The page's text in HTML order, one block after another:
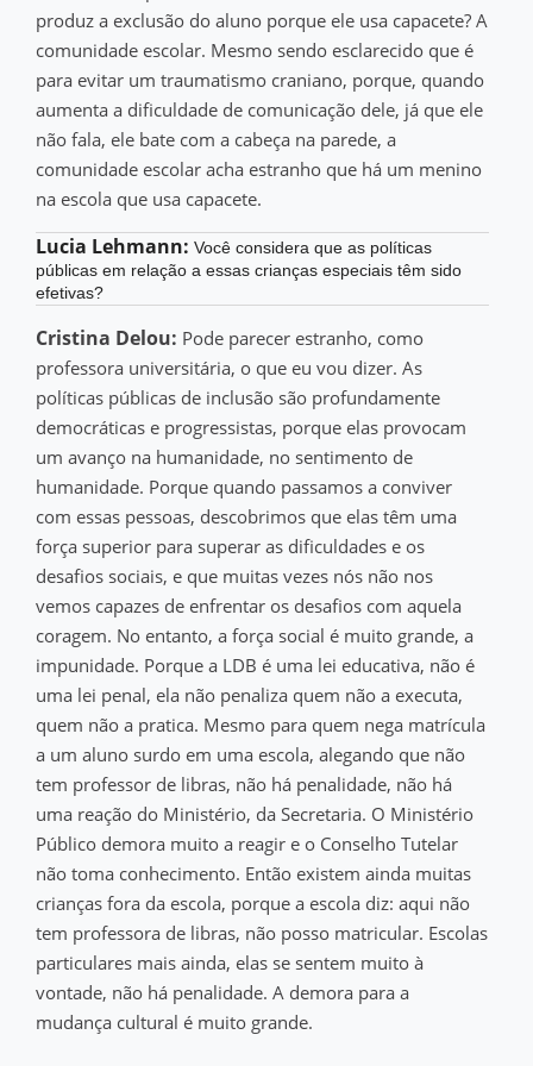
produz a exclusão do aluno porque ele usa capacete? A
comunidade escolar. Mesmo sendo esclarecido que é
para evitar um traumatismo craniano, porque, quando
aumenta a dificuldade de comunicação dele, já que ele
não fala, ele bate com a cabeça na parede, a
comunidade escolar acha estranho que há um menino
na escola que usa capacete.
Lucia Lehmann: Você considera que as políticas
públicas em relação a essas crianças especiais têm sido
efetivas?
Cristina Delou: Pode parecer estranho, como
professora universitária, o que eu vou dizer. As
políticas públicas de inclusão são profundamente
democráticas e progressistas, porque elas provocam
um avanço na humanidade, no sentimento de
humanidade. Porque quando passamos a conviver
com essas pessoas, descobrimos que elas têm uma
força superior para superar as dificuldades e os
desafios sociais, e que muitas vezes nós não nos
vemos capazes de enfrentar os desafios com aquela
coragem. No entanto, a força social é muito grande, a
impunidade. Porque a LDB é uma lei educativa, não é
uma lei penal, ela não penaliza quem não a executa,
quem não a pratica. Mesmo para quem nega matrícula
a um aluno surdo em uma escola, alegando que não
tem professor de libras, não há penalidade, não há
uma reação do Ministério, da Secretaria. O Ministério
Público demora muito a reagir e o Conselho Tutelar
não toma conhecimento. Então existem ainda muitas
crianças fora da escola, porque a escola diz: aqui não
tem professora de libras, não posso matricular. Escolas
particulares mais ainda, elas se sentem muito à
vontade, não há penalidade. A demora para a
mudança cultural é muito grande.